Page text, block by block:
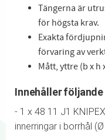
Tängerna är
för högsta krav.
Exakta
förvaring av
Mått, yttre (b x h
Innehåller följande
- 1 x 48 11 J1
innerringar i borrhål